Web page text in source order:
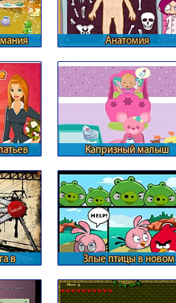
Анатомия
Капризный малыш
в
Злые птицы в новом